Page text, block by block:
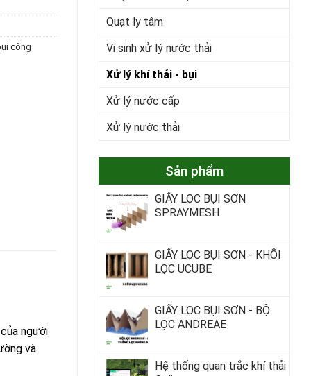
Quạt ly tâm
Vi sinh xử lý nước thải
Xử lý khí thải - bụi
Xử lý nước cấp
Xử lý nước thải
Sản phẩm
GIẤY LỌC BỤI SƠN
SPRAYMESH
GIẤY LỌC BỤI SƠN - KHỐI
LỌC UCUBE
GIẤY LỌC BỤI SƠN - BỘ
LỌC ANDREAE
Hệ thống quan trắc khí thải
công
người
và